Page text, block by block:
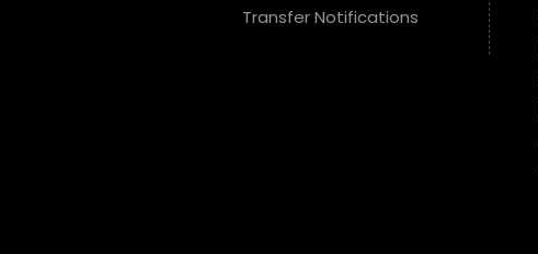
Transfer Notifications